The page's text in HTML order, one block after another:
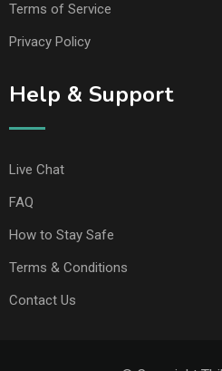
Terms of Service
Privacy Policy
Help & Support
Live Chat
FAQ
How to Stay Safe
Terms & Conditions
Contact Us